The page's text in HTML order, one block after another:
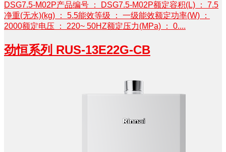
DSG7.5-M02P产品编号 ： DSG7.5-M02P额定容积(L) ： 7.5
净重(无水)(kg) ： 5.5能效等级 ： 一级能效额定功率(W) ：
2000额定电压 ： 220~ 50HZ额定压力(MPa) ： 0....
劲恒系列 RUS-13E22G-CB